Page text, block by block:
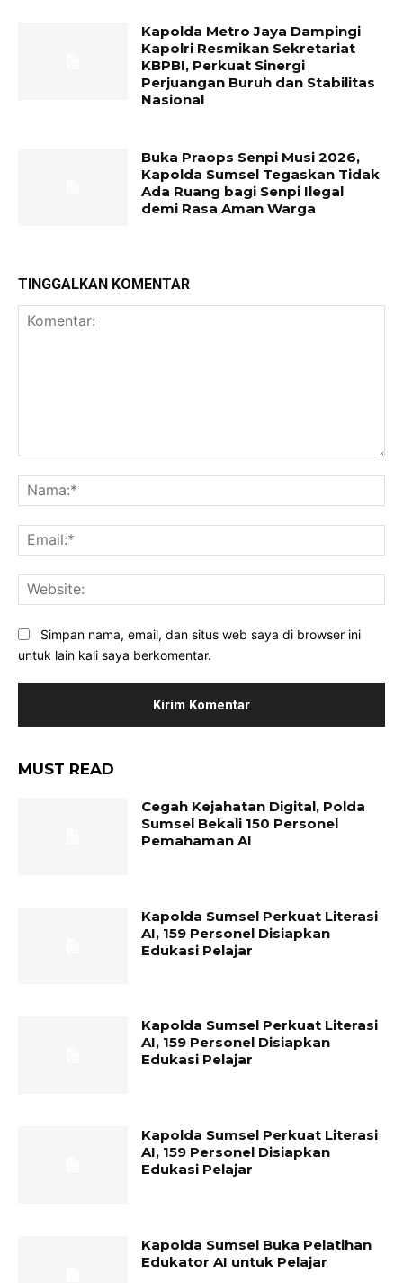
Kapolda Metro Jaya Dampingi
Kapolri Resmikan Sekretariat
KBPBI, Perkuat Sinergi
Perjuangan Buruh dan Stabilitas
Nasional
Buka Praops Senpi Musi 2026,
Kapolda Sumsel Tegaskan Tidak
Ada Ruang bagi Senpi Ilegal
demi Rasa Aman Warga
TINGGALKAN KOMENTAR
Simpan nama, email, dan situs web saya di browser ini
untuk lain kali saya berkomentar.
MUST READ
Cegah Kejahatan Digital, Polda
Sumsel Bekali 150 Personel
Pemahaman AI
Kapolda Sumsel Perkuat Literasi
AI, 159 Personel Disiapkan
Edukasi Pelajar
Kapolda Sumsel Perkuat Literasi
AI, 159 Personel Disiapkan
Edukasi Pelajar
Kapolda Sumsel Perkuat Literasi
AI, 159 Personel Disiapkan
Edukasi Pelajar
Kapolda Sumsel Buka Pelatihan
Edukator AI untuk Pelajar